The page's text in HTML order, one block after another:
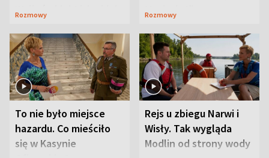
Waligórskiej-Lisieckiej.
Rozmowy
Maciusiu I”
Rozmowy
To nie było miejsce
hazardu. Co mieściło
się w Kasynie
Rejs u zbiegu Narwi i
Wisły. Tak wygląda
Modlin od strony wody